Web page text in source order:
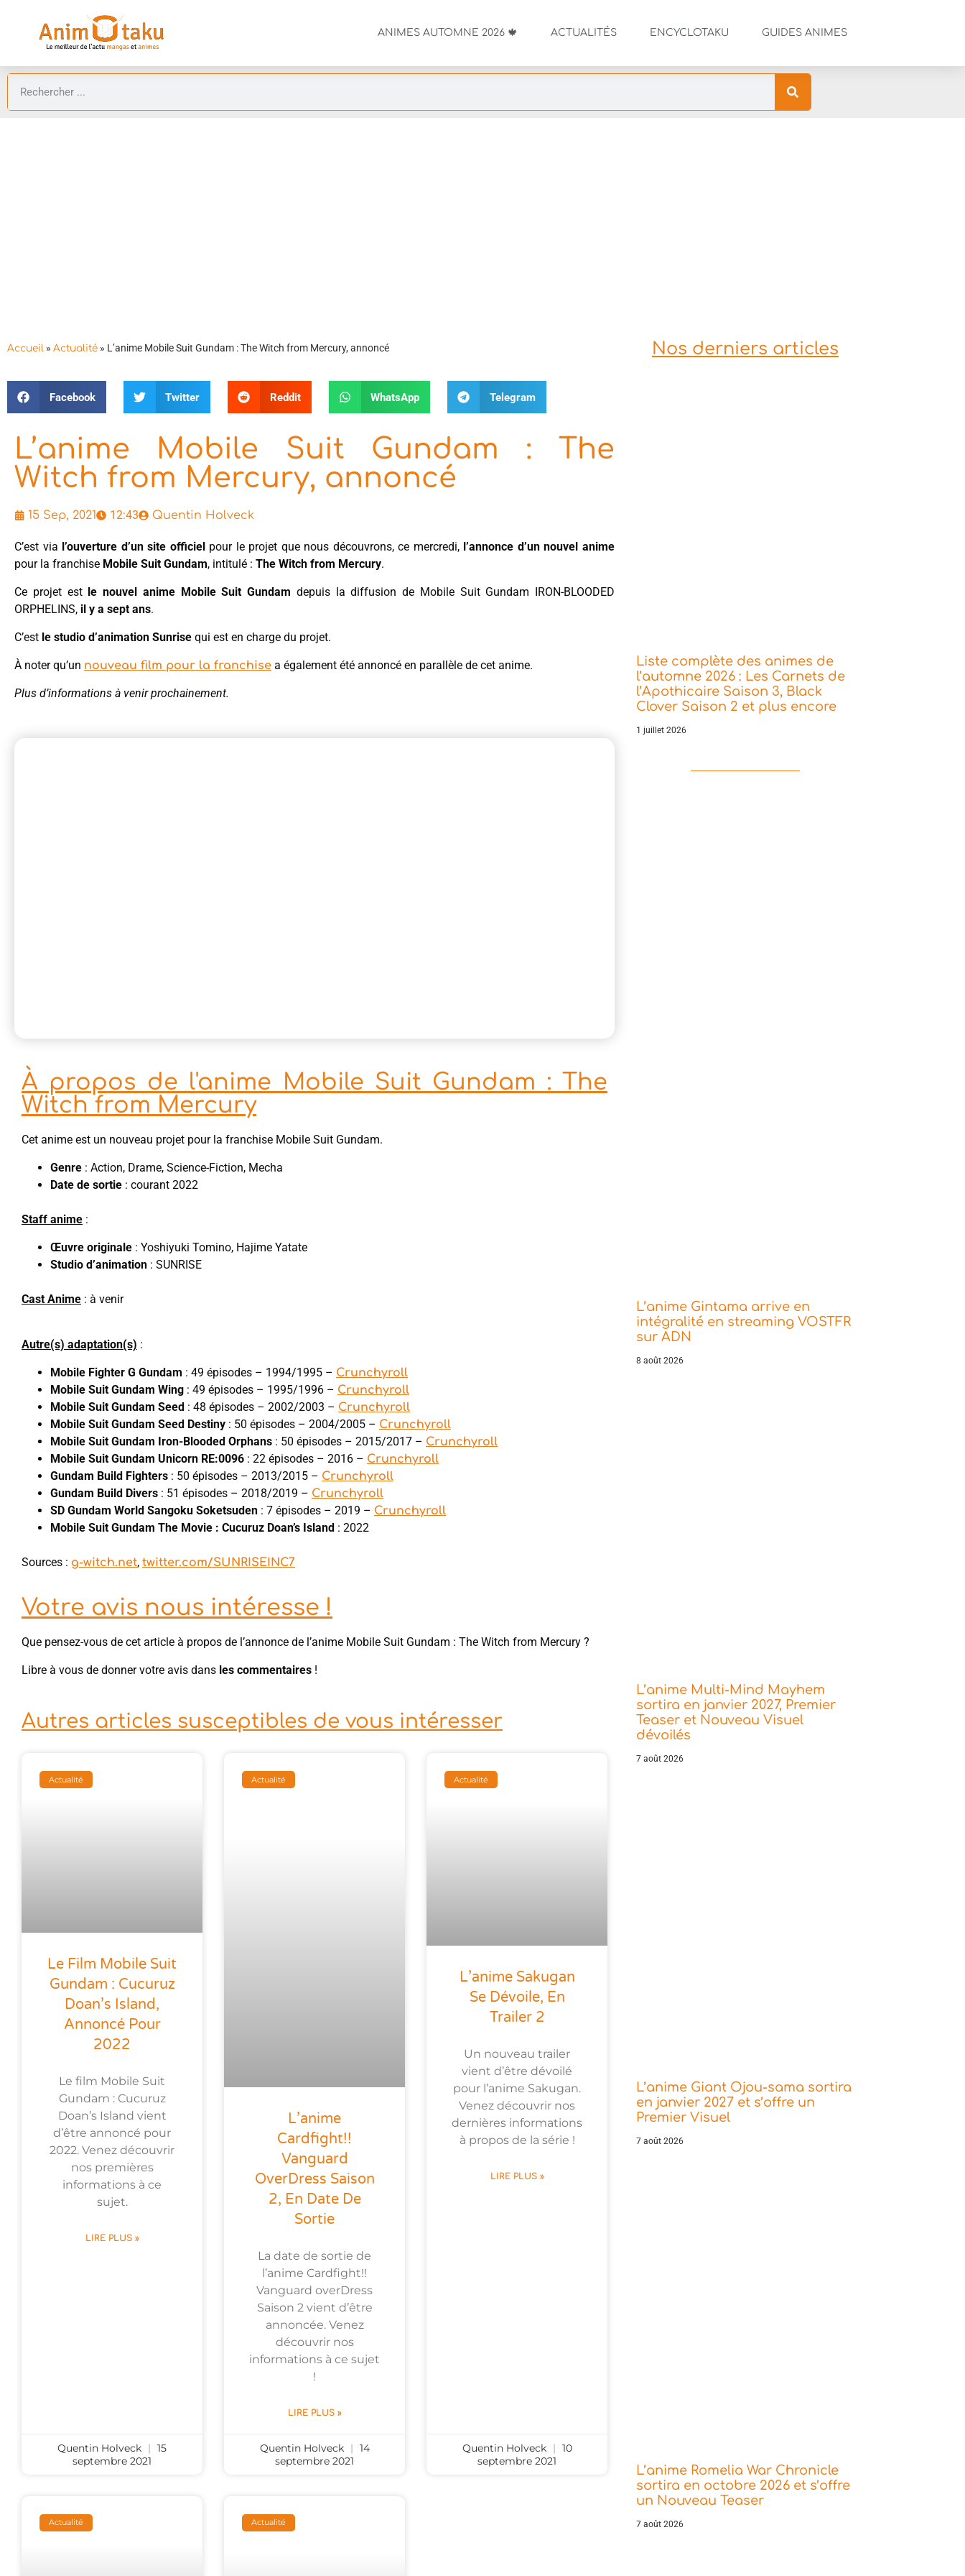
ANIMES AUTOMNE 2026 🍁 ACTUALITÉS ENCYCLOTAKU GUIDES ANIMES
Accueil » Actualité » L’anime Mobile Suit Gundam : The Witch from Mercury, annoncé
Facebook Twitter Reddit WhatsApp Telegram
L’anime Mobile Suit Gundam : The
Witch from Mercury, annoncé
15 Sep, 2021 12:43 Quentin Holveck
C’est via l’ouverture d’un site officielpour le projet que nous découvrons, ce mercredi, l’annonce d’un nouvel anime
pour la franchise Mobile Suit Gundam, intitulé : The Witch from Mercury.
Ce projet est le nouvel anime Mobile Suit Gundam depuis la diffusion de Mobile Suit Gundam IRON-BLOODED
ORPHELINS, il y a sept ans.
C’est le studio d’animation Sunrise qui est en charge du projet.
À noter qu’un nouveau film pour la franchise a également été annoncé en parallèle de cet anime.
Plus d’informations à venir prochainement.
À propos de l'anime Mobile Suit Gundam : The
Witch from Mercury
Cet anime est un nouveau projet pour la franchise Mobile Suit Gundam.
Genre : Action, Drame, Science-Fiction, Mecha
Date de sortie : courant 2022
Staff anime :
Œuvre originale : Yoshiyuki Tomino, Hajime Yatate
Studio d’animation : SUNRISE
Cast Anime : à venir
Autre(s) adaptation(s) :
Mobile Fighter G Gundam : 49 épisodes – 1994/1995 – Crunchyroll
Mobile Suit Gundam Wing : 49 épisodes – 1995/1996 – Crunchyroll
Mobile Suit Gundam Seed : 48 épisodes – 2002/2003 – Crunchyroll
Mobile Suit Gundam Seed Destiny : 50 épisodes – 2004/2005 – Crunchyroll
Mobile Suit Gundam Iron-Blooded Orphans : 50 épisodes – 2015/2017 – Crunchyroll
Mobile Suit Gundam Unicorn RE:0096 : 22 épisodes – 2016 – Crunchyroll
Gundam Build Fighters : 50 épisodes – 2013/2015 – Crunchyroll
Gundam Build Divers : 51 épisodes – 2018/2019 – Crunchyroll
SD Gundam World Sangoku Soketsuden : 7 épisodes – 2019 – Crunchyroll
Mobile Suit Gundam The Movie : Cucuruz Doan’s Island : 2022
Sources : g-witch.net, twitter.com/SUNRISEINC7
Votre avis nous intéresse !
Que pensez-vous de cet article à propos de l’annonce de l’anime Mobile Suit Gundam : The Witch from Mercury ?
Libre à vous de donner votre avis dans les commentaires !
Autres articles susceptibles de vous intéresser
Actualité
Le Film Mobile Suit
Gundam : Cucuruz
Doan’s Island,
Annoncé Pour
2022
Le film Mobile Suit
Gundam : Cucuruz
Doan’s Island vient
d’être annoncé pour
2022. Venez découvrir
nos premières
informations à ce
sujet.
LIRE PLUS »
Quentin Holveck
15
septembre 2021
Actualité
L’anime
Cardfight!!
Vanguard
OverDress Saison
2, En Date De
Sortie
La date de sortie de
l’anime Cardfight!!
Vanguard overDress
Saison 2 vient d’être
annoncée. Venez
découvrir nos
informations à ce sujet
!
LIRE PLUS »
Quentin Holveck
14
septembre 2021
Actualité
L’anime Sakugan
Se Dévoile, En
Trailer 2
Un nouveau trailer
vient d’être dévoilé
pour l’anime Sakugan.
Venez découvrir nos
dernières informations
à propos de la série !
LIRE PLUS »
Quentin Holveck
10
septembre 2021
Actualité Actualité
Nos derniers articles
Liste complète des animes de
l’automne 2026 : Les Carnets de
l’Apothicaire Saison 3, Black
Clover Saison 2 et plus encore
1 juillet 2026
L’anime Gintama arrive en
intégralité en streaming VOSTFR
sur ADN
8 août 2026
L’anime Multi-Mind Mayhem
sortira en janvier 2027, Premier
Teaser et Nouveau Visuel
dévoilés
7 août 2026
L’anime Giant Ojou-sama sortira
en janvier 2027 et s’offre un
Premier Visuel
7 août 2026
L’anime Romelia War Chronicle
sortira en octobre 2026 et s’offre
un Nouveau Teaser
7 août 2026